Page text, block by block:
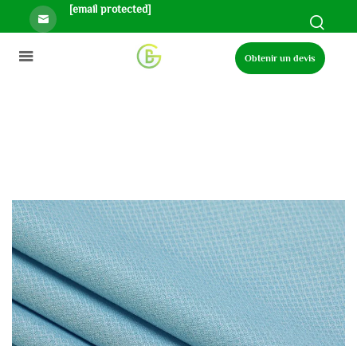
[email protected]
Obtenir un devis